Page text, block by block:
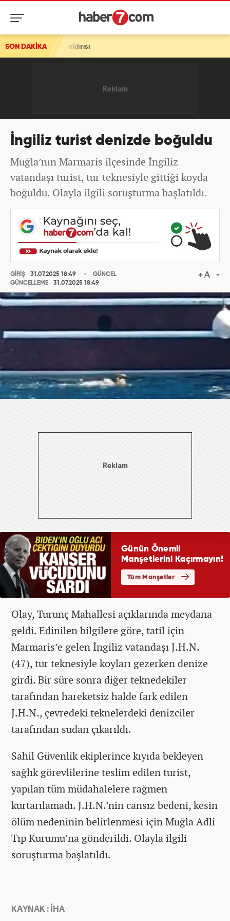
SON DAKİKA
saldırısı
İngiliz turist denizde boğuldu
Muğla’nın Marmaris ilçesinde İngiliz
vatandaşı turist, tur teknesiyle gittiği koyda
boğuldu. Olayla ilgili soruşturma başlatıldı.
GİRİŞ
31.07.2025 18:49
GÜNCELLEME
31.07.2025 18:49
GÜNCEL
Olay, Turunç Mahallesi açıklarında meydana
geldi. Edinilen bilgilere göre, tatil için
Marmaris’e gelen İngiliz vatandaşı J.H.N.
(47), tur teknesiyle koyları gezerken denize
girdi. Bir süre sonra diğer teknedekiler
tarafından hareketsiz halde fark edilen
J.H.N., çevredeki teknelerdeki denizciler
tarafından sudan çıkarıldı.
Sahil Güvenlik ekiplerince kıyıda bekleyen
sağlık görevlilerine teslim edilen turist,
yapılan tüm müdahalelere rağmen
kurtarılamadı. J.H.N.’nin cansız bedeni, kesin
ölüm nedeninin belirlenmesi için Muğla Adli
Tıp Kurumu’na gönderildi. Olayla ilgili
soruşturma başlatıldı.
KAYNAK : İHA